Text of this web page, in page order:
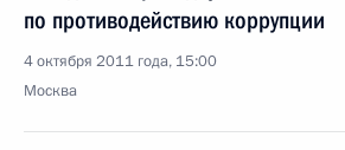
по противодействию коррупции
4 октября 2011 года, 15:00
Москва